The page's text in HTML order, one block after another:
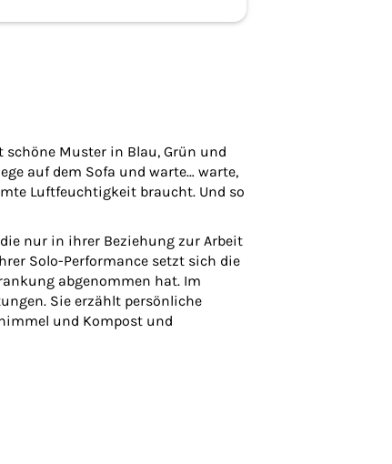
schöne Muster in Blau, Grün und
auf dem Sofa und warte… warte,
Luftfeuchtigkeit braucht. Und so
nur in ihrer Beziehung zur Arbeit
Solo-Performance setzt sich die
abgenommen hat. Im
Sie erzählt persönliche
und Kompost und